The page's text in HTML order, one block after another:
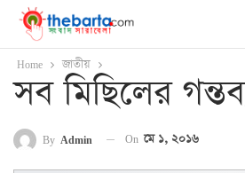
Home জাতীয়
সব মিছিলের
By Admin On মে ১, ২০১৬